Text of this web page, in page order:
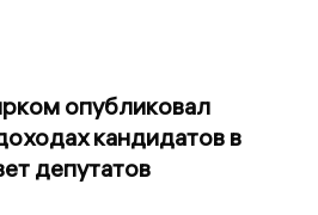
опубликовал
кандидатов в
депутатов